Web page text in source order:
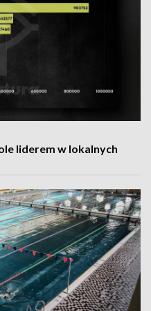
liderem w lokalnych